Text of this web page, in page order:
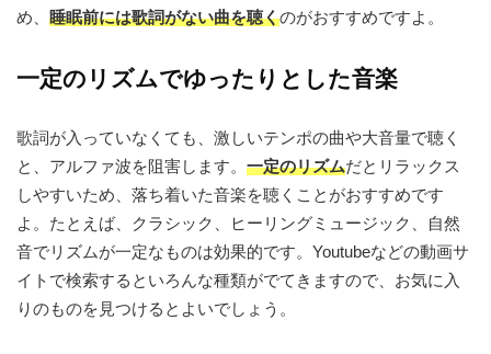
め、 睡眠前には歌詞がない曲を聴くのがおすすめですよ。
一定のリズムでゆったりとした音楽
歌詞が入っていなくても、激しいテンポの曲や大音量で聴く
と、アルファ波を阻害します。 一定のリズムだとリラックス
しやすいため、落ち着いた音楽を聴くことがおすすめです
よ。たとえば、クラシック、ヒーリングミュージック、自然
音でリズムが一定なものは効果的です。Youtubeなどの動画サ
イトで検索するといろんな種類がでてきますので、お気に入
りのものを見つけるとよいでしょう。